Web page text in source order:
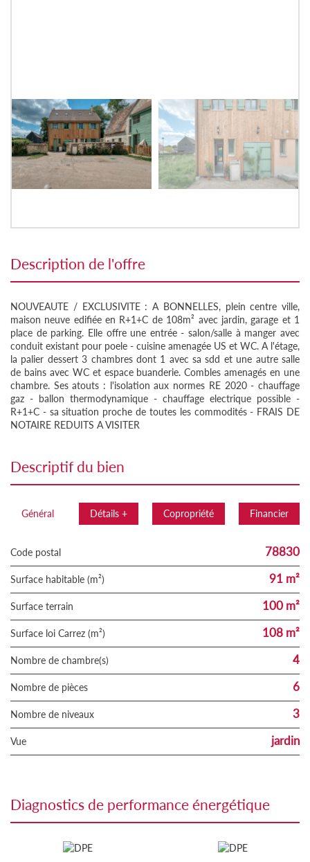
description de l'offre
NOUVEAUTE / EXCLUSIVITE : A BONNELLES, plein centre ville,
maison neuve edifiée en R+1+C de 108m² avec jardin, garage et 1
place de parking. Elle offre une entrée - salon/salle à manger avec
conduit existant pour poele - cuisine amenagée US et WC. A l'étage,
la palier dessert 3 chambres dont 1 avec sa sdd et une autre salle
de bains avec WC et espace buanderie. Combles amenagés en une
chambre. Ses atouts : l'isolation aux normes RE 2020 - chauffage
gaz - ballon thermodynamique - chauffage electrique possible -
R+1+C - sa situation proche de toutes les commodités - FRAIS DE
NOTAIRE REDUITS A VISITER
descriptif du bien
Général Détails + Copropriété Financier
Code postal 78830
Surface habitable (m²) 91 m²
surface terrain 100 m²
Surface loi Carrez (m²) 108 m²
Nombre de chambre(s) 4
Nombre de pièces 6
Nombre de niveaux 3
Vue jardin
diagnostics de performance énergétique